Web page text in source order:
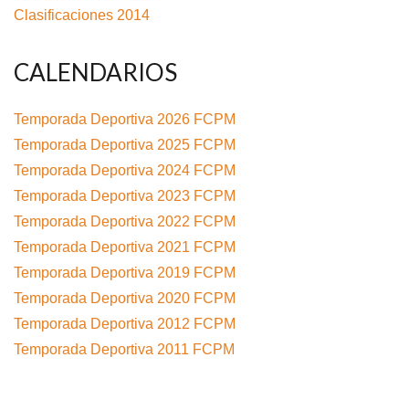
Clasificaciones 2014
CALENDARIOS
Temporada Deportiva 2026 FCPM
Temporada Deportiva 2025 FCPM
Temporada Deportiva 2024 FCPM
Temporada Deportiva 2023 FCPM
Temporada Deportiva 2022 FCPM
Temporada Deportiva 2021 FCPM
Temporada Deportiva 2019 FCPM
Temporada Deportiva 2020 FCPM
Temporada Deportiva 2012 FCPM
Temporada Deportiva 2011 FCPM